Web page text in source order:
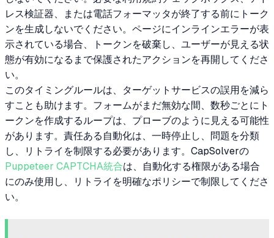
レス検証器、または電話フォーマッタが終了する前にトーク
ンを生成しないでください。ページにインラインエラーが表
示されている場合、トークンを破棄し、ユーザーが見える状
態が有効になるまで保護されたアクションを再開してくださ
い。
このタイミングルールは、ターゲットサービスの誤用を減ら
すことも助けます。フォームがまだ無効な間、数秒ごとにト
ークンを作成するループは、プローブのように見える可能性
があります。責任ある自動化は、一時停止し、問題を分類
し、リトライを制限する必要があります。CapSolverの
Puppeteer CAPTCHA統合は、自動化する権限がある場合
にのみ使用し、リトライを明確なポリシーで制限してくださ
い。